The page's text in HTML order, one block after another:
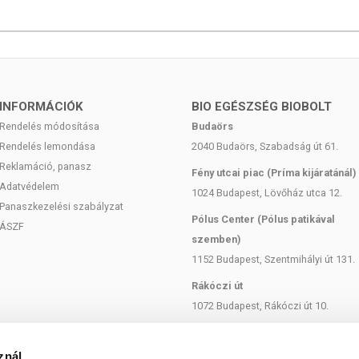
a kocsonyára, disznóbőrre, csirkelbra stb...
szervezet számára.
tartalommal rendelkezzen. A kutatási eredmények többsége
hozzájárul a kollagén hasznosulásához és serkenti
POR FORMÁTUMÚ KOLLAGÉN, KOLLAGÉN
KÜLÖNBSÉG ÉS AZONOSSÁG EZEN KÉSZÍTMÉNYEK
MINDEN kollagéntartalmú készítmény por formában kezdi. Ezt
hatóanyag eléréséhez akár 20 darabra is szükség
INFORMÁCIÓK
Rendelés módosítása
Rendelés lemondása
Reklamáció, panasz
Adatvédelem
Panaszkezelési szabályzat
ÁSZF
BIO EGÉSZSÉG BIOBOLT
Budaörs
2040 Budaörs, Szabadság út 61.
Fény utcai piac (Príma kijáratánál)
1024 Budapest, Lövőház utca 12.
Pólus Center (Pólus patikával
szemben)
1152 Budapest, Szentmihályi út 131.
Rákóczi út
1072 Budapest, Rákóczi út 10.